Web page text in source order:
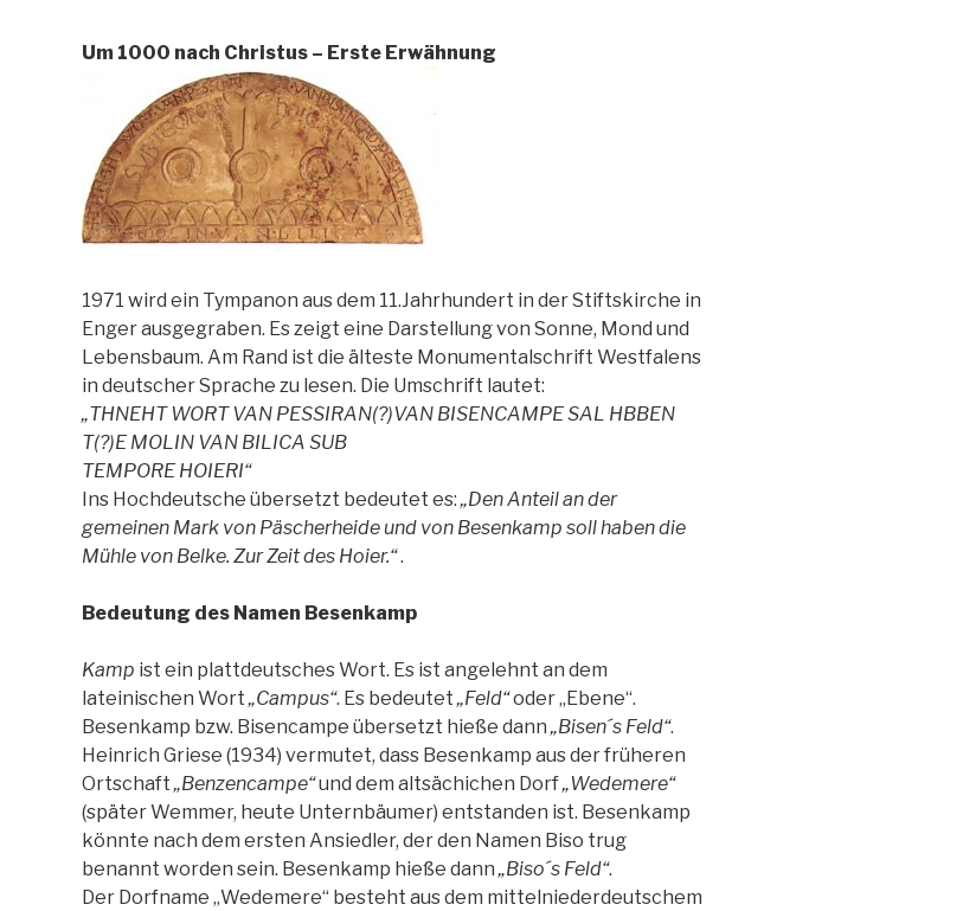
Um 1000 nach Christus – Erste Erwähnung
1971 wird ein Tympanon aus dem 11.Jahrhundert in der Stiftskirche in
Enger ausgegraben. Es zeigt eine Darstellung von Sonne, Mond und
Lebensbaum. Am Rand ist die älteste Monumentalschrift Westfalens
in deutscher Sprache zu lesen. Die Umschrift lautet:
„THNEHT WORT VAN PESSIRAN(?)VAN BISENCAMPE SAL HBBEN
T(?)E MOLIN VAN BILICA SUB
TEMPORE HOIERI“
Ins Hochdeutsche übersetzt bedeutet es:„Den Anteil an der
gemeinen Mark von Päscherheide und von Besenkamp soll haben die
Mühle von Belke. Zur Zeit des Hoier.“.
Bedeutung des Namen Besenkamp
Kamp ist ein plattdeutsches Wort. Es ist angelehnt an dem
lateinischen Wort„Campus“. Es bedeutet„Feld“oder „Ebene“.
Besenkamp bzw. Bisencampe übersetzt hieße dann„Bisen´s Feld“.
Heinrich Griese (1934) vermutet, dass Besenkamp aus der früheren
Ortschaft„Benzencampe“und dem altsächichen Dorf„Wedemere“
(später Wemmer, heute Unternbäumer) entstanden ist. Besenkamp
könnte nach dem ersten Ansiedler, der den Namen Biso trug
benannt worden sein. Besenkamp hieße dann„Biso´s Feld“.
Der Dorfname „Wedemere“ besteht aus dem mittelniederdeutschem